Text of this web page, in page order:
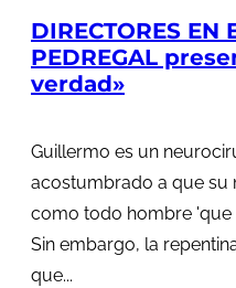
DIRECTORES EN
PEDREGAL
verdad»
Guillermo es un
acostumbrado a que su
como todo hombre 'que
Sin embargo, la
que...